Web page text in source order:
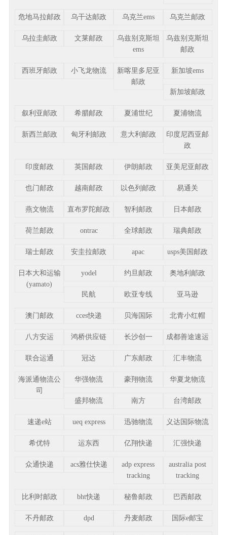
危地马拉邮政 乌干达邮政 乌克兰ems 乌克兰邮政
乌拉圭邮政 文莱邮政
乌兹别克斯坦
ems
乌兹别克斯坦
邮政
西班牙邮政 小飞龙物流
新喀里多尼亚
邮政
新加坡ems
新加坡邮政
叙利亚邮政 希腊邮政 夏浦世纪 夏浦物流
新西兰邮政 匈牙利邮政 意大利邮政
印度尼西亚邮
政
印度邮政 英国邮政 伊朗邮政 亚美尼亚邮政
也门邮政 越南邮政 以色列邮政 易通关
燕文物流 直布罗陀邮政 智利邮政 日本邮政
荷兰邮政 ontrac 全球邮政 瑞典邮政
瑞士邮政 安圭拉邮政 apac usps美国邮政
日本大和运输
(yamato)
yodel 约旦邮政 奥地利邮政
民航 欧亚专线 亚马逊
澳门邮政 cces快递 贝海国际 北青小红帽
八方安运 鸿桥供应链 长沙创一 成都善途速运
联合运通 冠达 广东邮政 汇丰物流
海派通物流公
司
华强物流 豪翔物流 华夏龙物流
盛邦物流 南方 台湾邮政
速递e站 ueq express 迅驰物流 义达国际物流
希优特 运东西 亿翔快递 汇强快递
众通快递 acs雅仕快递
adp express
tracking
australia post
tracking
比利时邮政 bht快递 秘鲁邮政 巴西邮政
不丹邮政 dpd 丹麦邮政 国际e邮宝